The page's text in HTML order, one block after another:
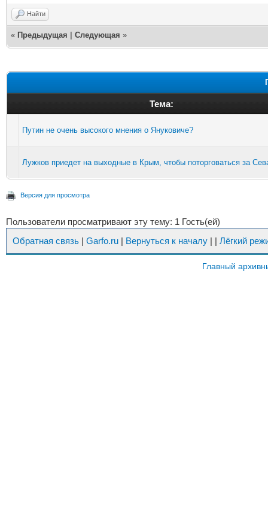
Найти
« Предыдущая Следующая »
Тема:
Путин не очень высокого мнения о Януковиче?
Лужков приедет на выходные в Крым, чтобы поторговаться за
Версия для просмотра
Пользователи просматривают эту тему: 1 Гость(ей)
Обратная связь | Garfo.ru | Вернуться к началу | | Лёгкий
Главный